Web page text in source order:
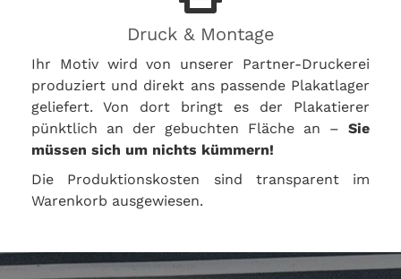
Druck & Montage
Ihr Motiv wird von unserer Partner-Druckerei
produziert und direkt ans passende Plakatlager
geliefert. Von dort bringt es der Plakatierer
pünktlich an der gebuchten Fläche an – Sie
müssen sich um nichts kümmern!
Die Produktionskosten sind transparent im
Warenkorb ausgewiesen.